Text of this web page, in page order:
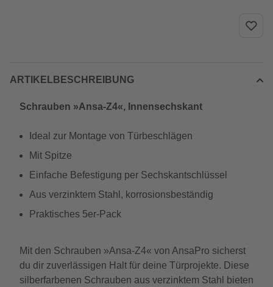
ARTIKELBESCHREIBUNG
Schrauben »Ansa-Z4«, Innensechskant
Ideal zur Montage von Türbeschlägen
Mit Spitze
Einfache Befestigung per Sechskantschlüssel
Aus verzinktem Stahl, korrosionsbeständig
Praktisches 5er-Pack
Mit den Schrauben »Ansa-Z4« von AnsaPro sicherst
du dir zuverlässigen Halt für deine Türprojekte. Diese
silberfarbenen Schrauben aus verzinktem Stahl bieten